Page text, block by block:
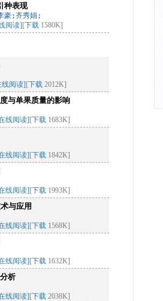
种表现
豪;齐秀娟;
阅读] [下载 1580K]
线阅读] [下载 2012K]
与单果质量的影响
线阅读] [下载 1683K]
线阅读] [下载 1842K]
线阅读] [下载 1993K]
与应用
线阅读] [下载 1568K]
线阅读] [下载 1632K]
析
线阅读] [下载 2038K]